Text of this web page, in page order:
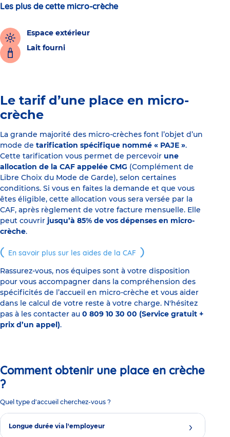
Les plus de cette micro-crèche
Espace extérieur
Lait fourni
Le tarif d’une place en micro-
crèche
La grande majorité des micro-crèches font l’objet d’un
mode de tarification spécifique nommé « PAJE ».
Cette tarification vous permet de percevoir une
allocation de la CAF appelée CMG (Complément de
Libre Choix du Mode de Garde), selon certaines
conditions. Si vous en faites la demande et que vous
êtes éligible, cette allocation vous sera versée par la
CAF, après règlement de votre facture mensuelle. Elle
peut couvrir jusqu’à 85% de vos dépenses en micro-
crèche.
En savoir plus sur les aides de la CAF
Rassurez-vous, nos équipes sont à votre disposition
pour vous accompagner dans la compréhension des
spécificités de l’accueil en micro-crèche et vous aider
dans le calcul de votre reste à votre charge. N'hésitez
pas à les contacter au 0 809 10 30 00 (Service gratuit +
prix d’un appel).
Comment obtenir une place en crèche
?
Quel type d'accueil cherchez-vous ?
Longue durée via l'employeur